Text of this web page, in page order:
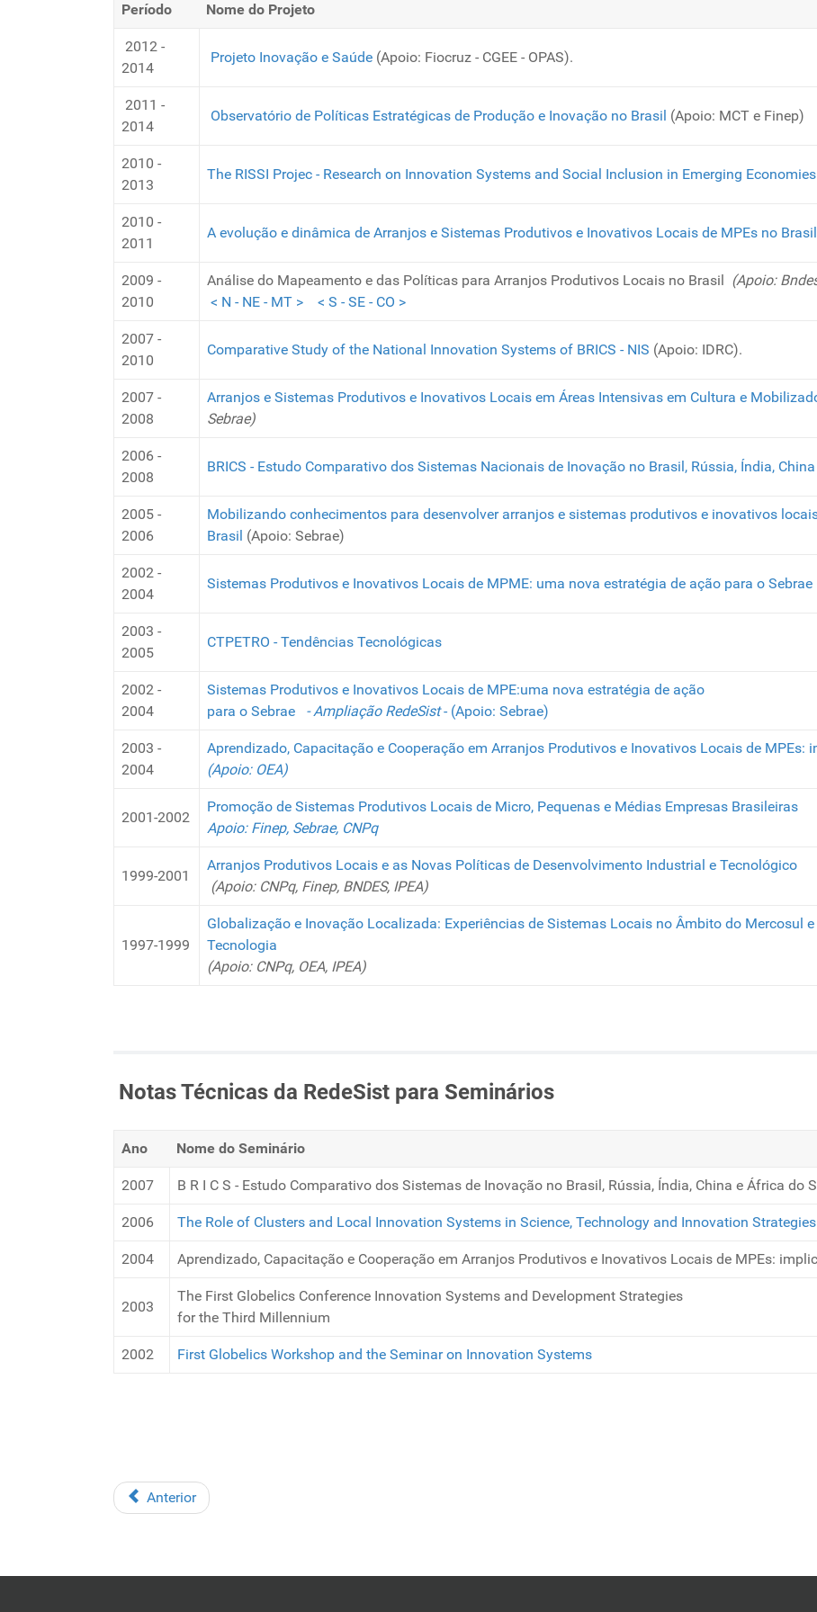
Período Nome do Projeto
2012 -
2014
Projeto Inovação e Saúde(Apoio: Fiocruz - CGEE - OPAS).
2011 -
2014
Observatório de Políticas Estratégicas de Produção e Inovação no Brasil (Apoio: MCT e Finep)
2010 -
2013
The RISSI Projec - Research on Innovation Systems and Social Inclusion in Emerging
2010 -
2011
A evolução e dinâmica de Arranjos e Sistemas Produtivos e Inovativos Locais de MPEs no
2009 -
2010
Análise do Mapeamento e das Políticas para Arranjos Produtivos Locais no Brasil (Apoio:
< N - NE - MT >
< S - SE - CO >
2007 -
2010
Comparative Study of the National Innovation Systems of BRICS - NIS (Apoio: IDRC).
2007 -
2008
Arranjos e Sistemas Produtivos e Inovativos Locais em Áreas Intensivas em Cultura e
Sebrae)
2006 -
2008
BRICS - Estudo Comparativo dos Sistemas Nacionais de Inovação no Brasil, Rússia, Índia,
2005 -
2006
Mobilizando conhecimentos para desenvolver arranjos e sistemas produtivos e inovativos
Brasil (Apoio: Sebrae)
2002 -
2004
Sistemas Produtivos e Inovativos Locais de MPME: uma nova estratégia de ação para o Sebrae
2003 -
2005
CTPETRO - Tendências Tecnológicas
2002 -
2004
Sistemas Produtivos e Inovativos Locais de MPE:uma nova estratégia de ação
para o Sebrae- Ampliação RedeSist- (Apoio: Sebrae)
2003 -
2004
Aprendizado, Capacitação e Cooperação em Arranjos Produtivos e Inovativos Locais de MPEs:
(Apoio: OEA)
2001-2002
Promoção de Sistemas Produtivos Locais de Micro, Pequenas e Médias Empresas Brasileiras
Apoio: Finep, Sebrae, CNPq
1999-2001
Arranjos Produtivos Locais e as Novas Políticas de Desenvolvimento Industrial e Tecnológico
(Apoio: CNPq, Finep, BNDES, IPEA)
1997-1999
Globalização e Inovação Localizada: Experiências de Sistemas Locais no Âmbito do Mercosul
Tecnologia
(Apoio: CNPq, OEA, IPEA)
Notas Técnicas da RedeSist para Seminários
Ano Nome do Seminário
2007 B R I C S - Estudo Comparativo dos Sistemas de Inovação no Brasil, Rússia, Índia, China e África do
2006 The Role of Clusters and Local Innovation Systems in Science, Technology and Innovation Strategies
2004 Aprendizado, Capacitação e Cooperação em Arranjos Produtivos e Inovativos Locais de MPEs:
2003
The First Globelics Conference Innovation Systems and Development Strategies
for the Third Millennium
2002 First Globelics Workshop and the Seminar on Innovation Systems
Anterior